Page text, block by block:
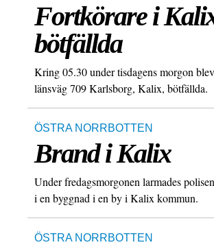
Fortkörare i
bötfällda
Kring 05.30 under tisdagens morgon
länsväg 709 Karlsborg, Kalix, bötfällda.
ÖSTRA NORRBOTTEN
Brand i Kalix
Under fredagsmorgonen larmades
i en byggnad i en by i Kalix kommun.
ÖSTRA NORRBOTTEN